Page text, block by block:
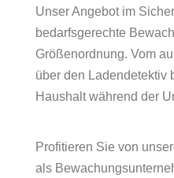
Unser Angebot im
bedarfsgerechte
Größenordnung. Vom
über den Ladendetektiv
Haushalt während der
Profitieren Sie von
als